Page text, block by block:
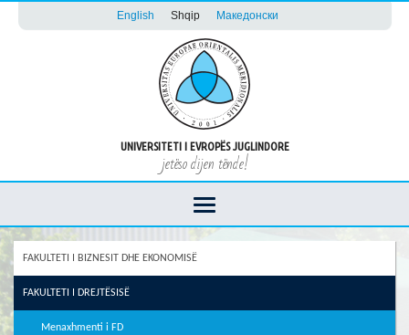
English Shqip Македонски
UNIVERSITETI I EVROPËS JUGLINDORE
jetëso dijen tënde!
FAKULTETI I BIZNESIT DHE EKONOMISË
FAKULTETI I DREJTËSISË
Menaxhmenti i FD